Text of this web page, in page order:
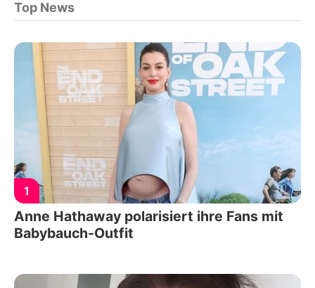
Top News
1
Anne Hathaway polarisiert ihre Fans mit
Babybauch-Outfit